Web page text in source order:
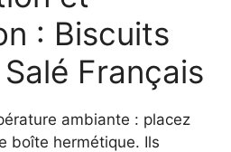
: Biscuits
Français
ambiante : placez
boîte hermétique. Ils